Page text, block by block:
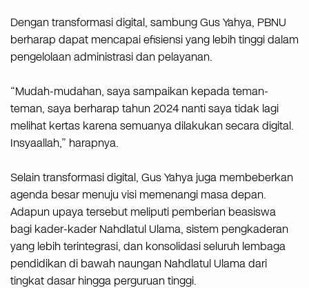
Dengan transformasi digital, sambung Gus Yahya, PBNU
berharap dapat mencapai efisiensi yang lebih tinggi dalam
pengelolaan administrasi dan pelayanan.
“Mudah-mudahan, saya sampaikan kepada teman-
teman, saya berharap tahun 2024 nanti saya tidak lagi
melihat kertas karena semuanya dilakukan secara digital.
Insyaallah,” harapnya.
Selain transformasi digital, Gus Yahya juga membeberkan
agenda besar menuju visi memenangi masa depan.
Adapun upaya tersebut meliputi pemberian beasiswa
bagi kader-kader Nahdlatul Ulama, sistem pengkaderan
yang lebih terintegrasi, dan konsolidasi seluruh lembaga
pendidikan di bawah naungan Nahdlatul Ulama dari
tingkat dasar hingga perguruan tinggi.